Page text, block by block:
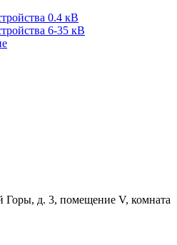
0.4 кВ
6-35 кВ
Горы, д. 3, помещение V, комната